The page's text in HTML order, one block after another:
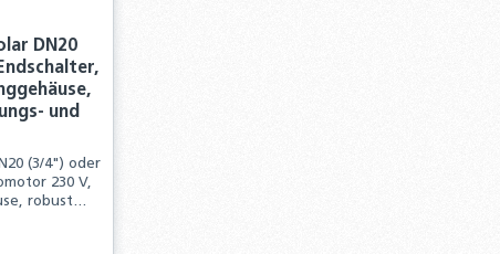
DN20
und
(3/4") oder
230 V,
robust